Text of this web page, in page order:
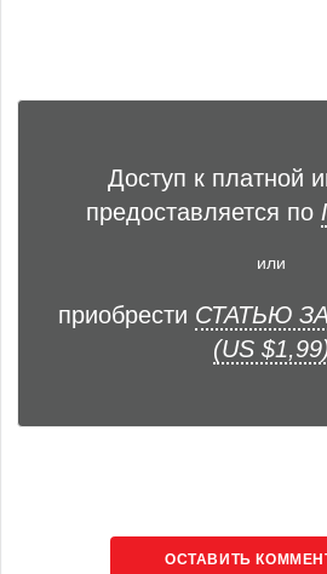
Доступ к платной
предоставляется по
или
приобрести СТАТЬЮ
(US
ОСТАВИТЬ